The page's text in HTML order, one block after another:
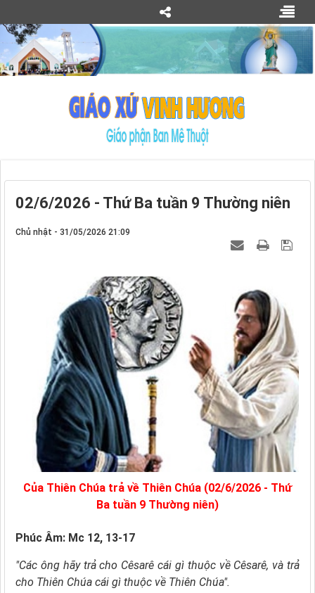
02/6/2026 - Thứ Ba tuần 9 Thường niên
Chủ nhật - 31/05/2026 21:09
Của Thiên Chúa trả về Thiên Chúa (02/6/2026 - Thứ
Ba tuần 9 Thường niên)
Phúc Âm: Mc 12, 13-17
"Các ông hãy trả cho Cêsarê cái gì thuộc về Cêsarê, và trả
cho Thiên Chúa cái gì thuộc về Thiên Chúa".